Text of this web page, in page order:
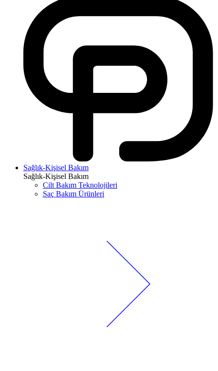
Sağlık-Kişisel Bakım
Sağlık-Kişisel Bakım
Cilt Bakım Teknolojileri
Saç Bakım Ürünleri